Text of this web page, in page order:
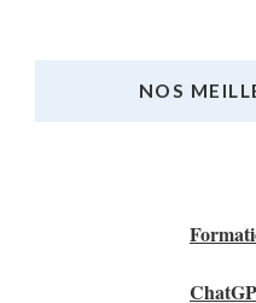
NOS